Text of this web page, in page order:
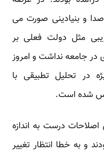
و بنیادینی صورت می
مثل دولت فعلی بر
در جامعه نداشت و امروز
در تحلیل تطبیقی با
شده است.
درست به اندازه
و به خطا انتظار تغییر